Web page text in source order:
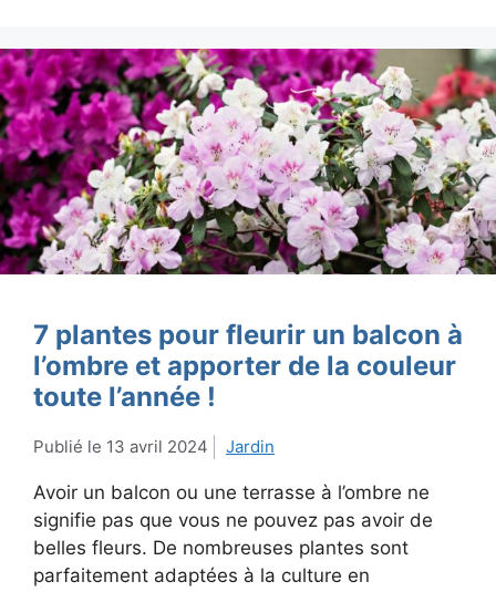
7 plantes pour fleurir un balcon à
l’ombre et apporter de la couleur
toute l’année !
13 avril 2024 Jardin
Avoir un balcon ou une terrasse à l’ombre ne
signifie pas que vous ne pouvez pas avoir de
belles fleurs. De nombreuses plantes sont
parfaitement adaptées à la culture en